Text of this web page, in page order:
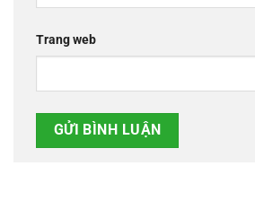
Trang web